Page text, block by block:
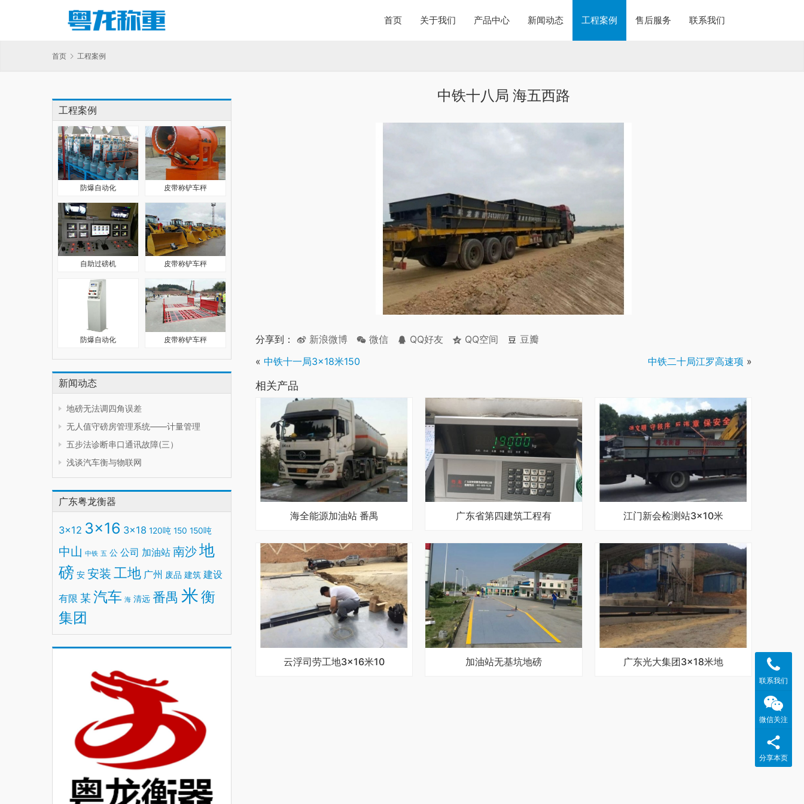
首页 关于我们 产品中心 新闻动态 工程案例 售后服务 联系我们
首页 工程案例
工程案例
防爆自动化 皮带称铲车秤
自助过磅机 皮带称铲车秤
防爆自动化 皮带称铲车秤
新闻动态
地磅无法调四角误差
无人值守磅房管理系统——计量管理
五步法诊断串口通讯故障(三）
浅谈汽车衡与物联网
广东粤龙衡器
3x12 3x16 3x18 120吨 150 150吨
中山 中铁 五 公 公司 加油站 南沙地
磅 安 安装 工地 广州 废品 建筑 建设
有限 某 汽车 海 清远 番禺 米衡
集团
中铁十八局 海五西路
分享到： 新浪微博 微信 QQ好友 QQ空间
豆瓣
« 中铁十一局3×18米150 中铁二十局江罗高速项 »
相关产品
海全能源加油站 番禺 广东省第四建筑工程有 江门新会检测站3×10米
云浮司劳工地3×16米10 加油站无基坑地磅 广东光大集团3×18米地
联系我们
微信关注
分享本页